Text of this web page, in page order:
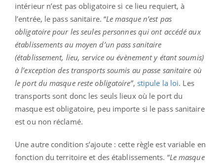
intérieur n’est pas obligatoire si ce lieu requiert, à
l’entrée, le pass sanitaire. “Le masque n’est pas
obligatoire pour les seules personnes qui ont accédé aux
établissements au moyen d’un pass sanitaire
(établissement, lieu, service ou évènement y étant soumis)
à l’exception des transports soumis au passe sanitaire où
le port du masque reste obligatoire”, stipule la loi. Les
transports sont donc les seuls lieux où le port du
masque est obligatoire, peu importe si le pass sanitaire
est ou non réclamé.
Une autre condition s’ajoute : cette règle est variable en
fonction du territoire et des établissements. “Le masque